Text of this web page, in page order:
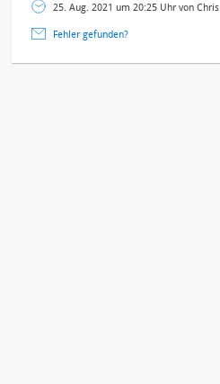
25. Aug. 2021 um 20:25 Uhr von Chris
Fehler gefunden?